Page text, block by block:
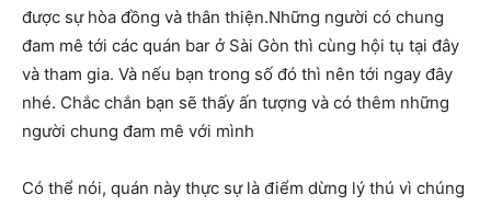
được sự hòa đồng và thân thiện.Những người có chung
đam mê tới các quán bar ở Sài Gòn thì cùng hội tụ tại đây
và tham gia. Và nếu bạn trong số đó thì nên tới ngay đây
nhé. Chắc chắn bạn sẽ thấy ấn tượng và có thêm những
người chung đam mê với mình
Có thể nói, quán này thực sự là điểm dừng lý thú vì chúng